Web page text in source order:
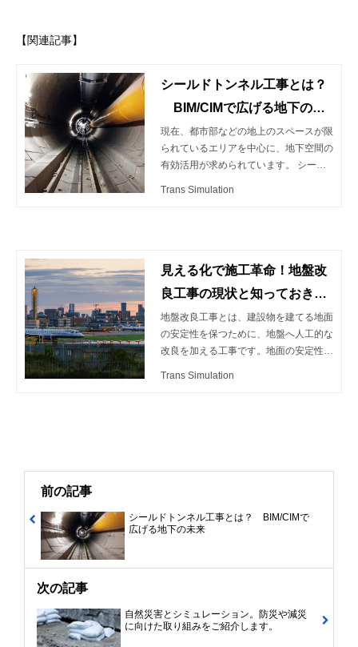
【関連記事】
シールドトンネル工事とは？
BIM/CIMで広げる地下の未
来
現在、都市部などの地上のスペースが限
られているエリアを中心に、地下空間の
有効活用が求められています。 シール
く寄与しています。 この記事では、シ
さ、未来への展望について解説します。
Trans Simulation
見える化で施工革命！地盤改
良工事の現状と知っておきた
い事例
地盤改良工事とは、建設物を建てる地面
の安定性を保つために、地盤へ人工的な
改良を加える工事です。地面の安定性
Trans Simulation
前の記事
シールドトンネル工事とは？ BIM/CIMで
広げる地下の未来
次の記事
自然災害とシミュレーション。防災や減災
に向けた取り組みをご紹介します。